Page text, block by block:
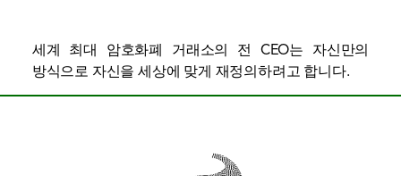
세계 최대 암호화폐 거래소의 전 CEO는 자신만의
방식으로 자신을 세상에 맞게 재정의하려고 합니다.